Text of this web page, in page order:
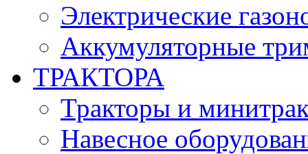
Электрические
Аккумуляторные
ТРАКТОРА
Тракторы и
Навесное